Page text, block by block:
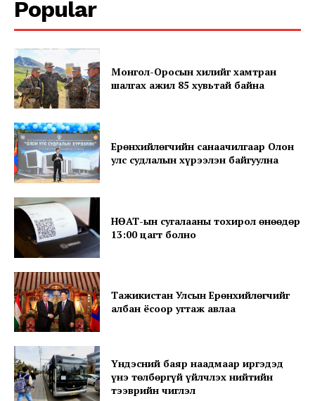
SUBSCRIBE NOW
Company
Popular
Монгол-Оросын хилийг хамтран
шалгах ажил 85 хувьтай байна
Ерөнхийлөгчийн санаачилгаар Олон
улс судлалын хүрээлэн байгуулна
НӨАТ-ын сугалааны тохирол өнөөдөр
13:00 цагт болно
Тажикистан Улсын Ерөнхийлөгчийг
албан ёсоор угтаж авлаа
Үндэсний баяр наадмаар иргэдэд
үнэ төлбөргүй үйлчлэх нийтийн
тээврийн чиглэл